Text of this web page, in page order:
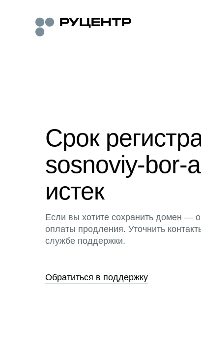
Срок
sosnoviy-bor-
истек
Если вы хотите сохранить домен —
оплаты продления. Уточнить
службе поддержки.
Обратиться в поддержку